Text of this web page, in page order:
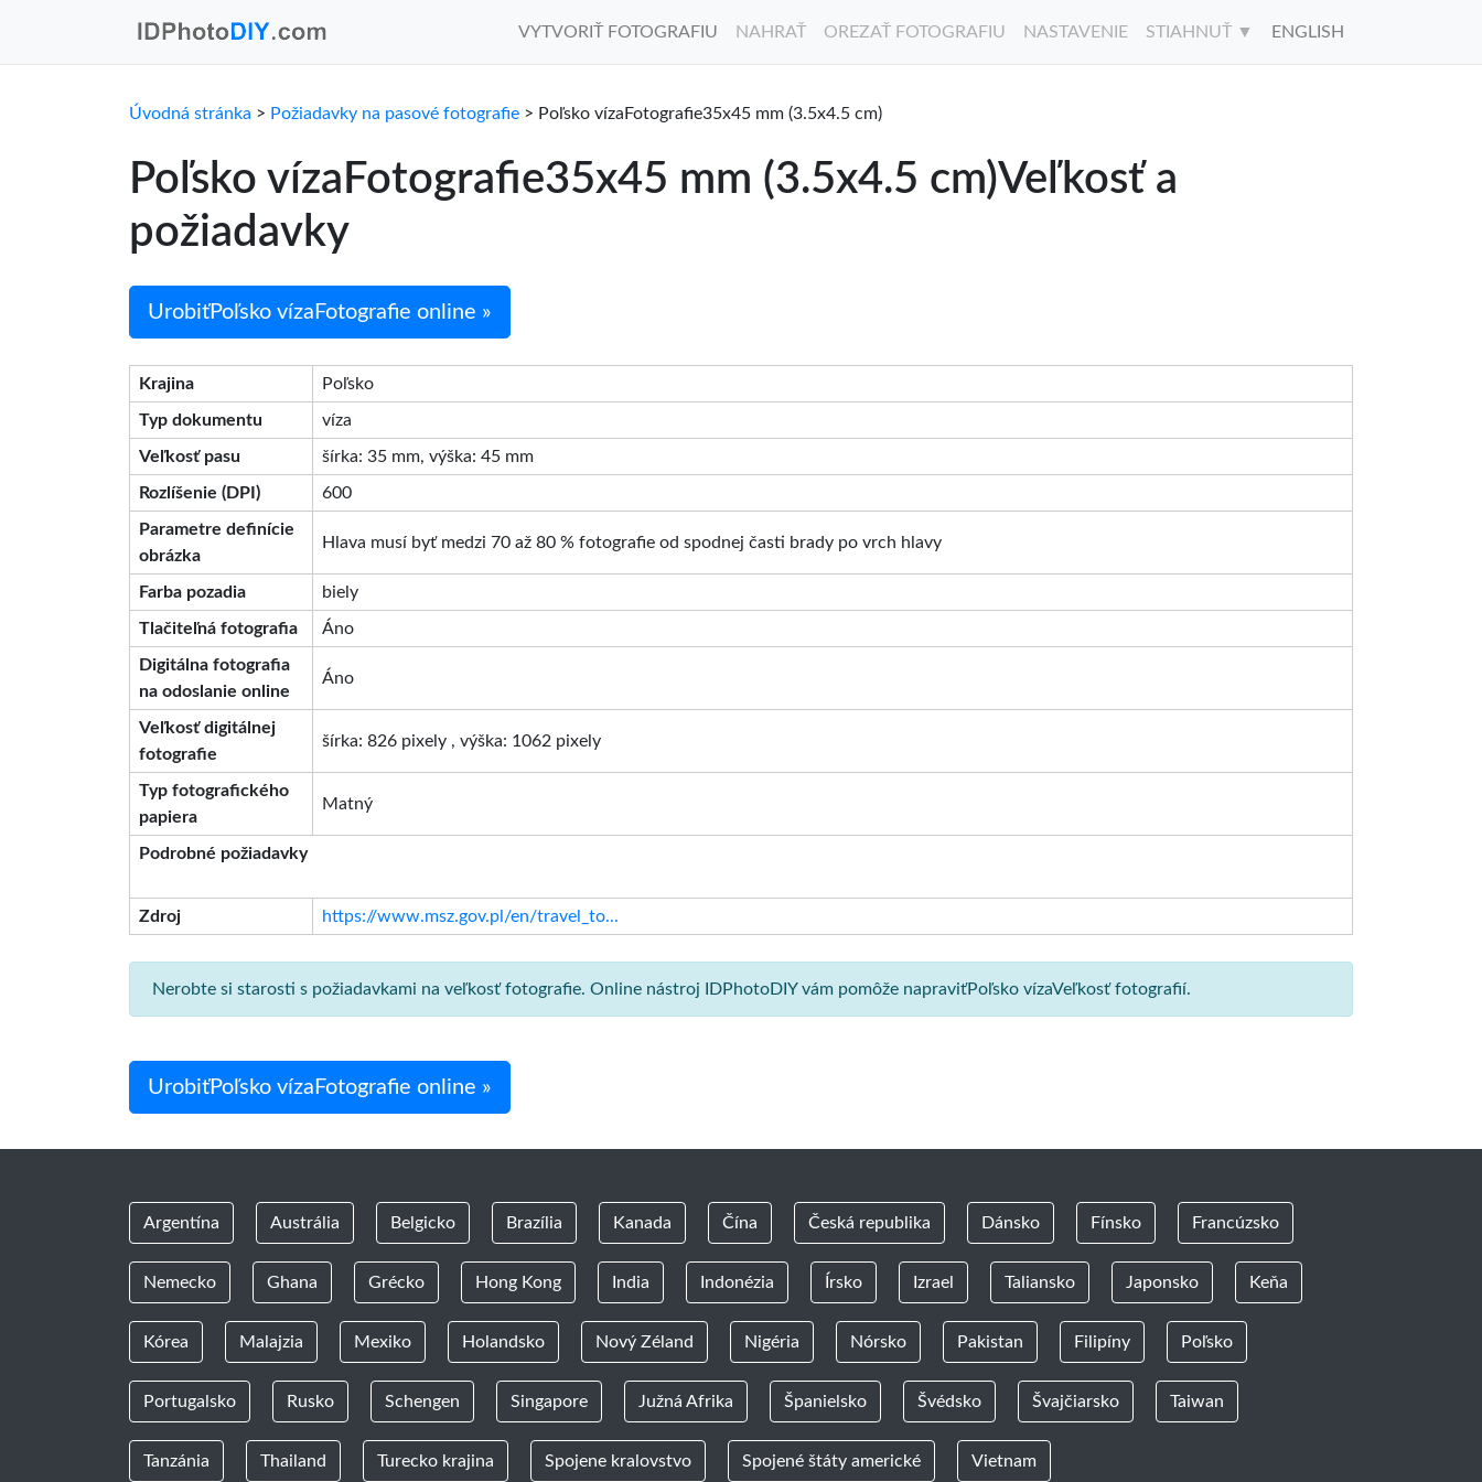
VYTVORIŤ FOTOGRAFIU NAHRAŤ OREZAŤ FOTOGRAFIU NASTAVENIE STIAHNUŤ ▼ ENGLISH
Úvodná stránka > Požiadavky na pasové fotografie > Poľsko vízaFotografie35x45 mm (3.5x4.5 cm)
Poľsko vízaFotografie35x45 mm (3.5x4.5 cm)Veľkosť a
požiadavky
UrobiťPoľsko vízaFotografie online »
Krajina Poľsko
Typ dokumentu víza
Veľkosť pasu šírka: 35 mm, výška: 45 mm
Rozlíšenie (DPI) 600
Parametre definície
obrázka
Hlava musí byť medzi 70 až 80 % fotografie od spodnej časti brady po vrch hlavy
Farba pozadia biely
Tlačiteľná fotografia Áno
Digitálna fotografia
na odoslanie online
Áno
Veľkosť digitálnej
fotografie
šírka: 826 pixely , výška: 1062 pixely
Typ fotografického
papiera
Matný
Podrobné požiadavky
Zdroj https://www.msz.gov.pl/en/travel_to...
Nerobte si starosti s požiadavkami na veľkosť fotografie. Online nástroj IDPhotoDIY vám pomôže napraviťPoľsko vízaVeľkosť fotografií.
UrobiťPoľsko vízaFotografie online »
Argentína Austrália Belgicko Brazília Kanada Čína Česká republika Dánsko Fínsko Francúzsko
Nemecko Ghana Grécko Hong Kong India Indonézia Írsko Izrael Taliansko Japonsko Keňa
Kórea Malajzia Mexiko Holandsko Nový Zéland Nigéria Nórsko Pakistan Filipíny Poľsko
Portugalsko Rusko Schengen Singapore Južná Afrika Španielsko Švédsko Švajčiarsko Taiwan
Tanzánia Thailand Turecko krajina Spojene kralovstvo Spojené štáty americké Vietnam